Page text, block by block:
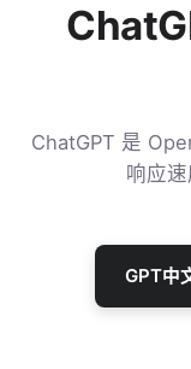
ChatGPT 是
响应速
GPT中